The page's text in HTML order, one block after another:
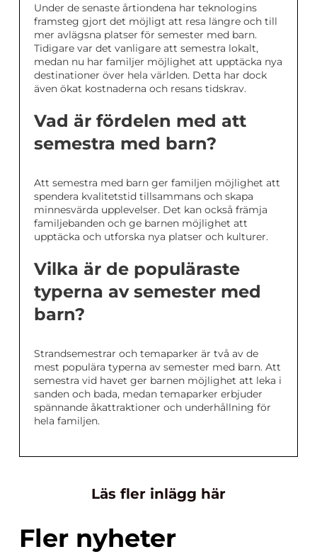
Under de senaste årtiondena har teknologins
framsteg gjort det möjligt att resa längre och till
mer avlägsna platser för semester med barn.
Tidigare var det vanligare att semestra lokalt,
medan nu har familjer möjlighet att upptäcka nya
destinationer över hela världen. Detta har dock
även ökat kostnaderna och resans tidskrav.
Vad är fördelen med att
semestra med barn?
Att semestra med barn ger familjen möjlighet att
spendera kvalitetstid tillsammans och skapa
minnesvärda upplevelser. Det kan också främja
familjebanden och ge barnen möjlighet att
upptäcka och utforska nya platser och kulturer.
Vilka är de populäraste
typerna av semester med
barn?
Strandsemestrar och temaparker är två av de
mest populära typerna av semester med barn. Att
semestra vid havet ger barnen möjlighet att leka i
sanden och bada, medan temaparker erbjuder
spännande åkattraktioner och underhållning för
hela familjen.
Läs fler inlägg här
Fler nyheter